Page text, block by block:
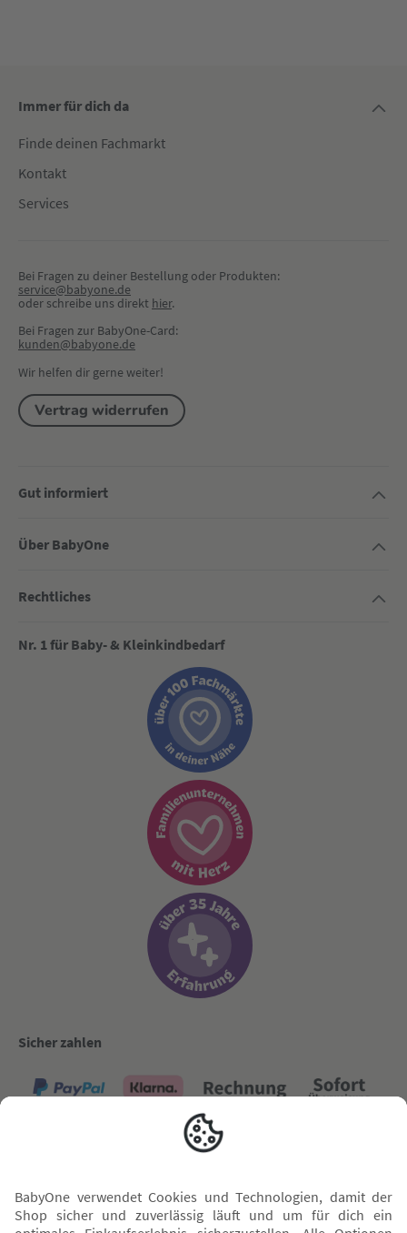
Immer für dich da
Finde deinen Fachmarkt
Kontakt
Services
Bei Fragen zu deiner Bestellung oder Produkten:
service@babyone.de
oder schreibe uns direkt hier.
Bei Fragen zur BabyOne-Card:
kunden@babyone.de
Wir helfen dir gerne weiter!
Vertrag widerrufen
Gut informiert
Über BabyOne
Rechtliches
Nr. 1 für Baby- & Kleinkindbedarf
Sicher zahlen
Versand mit